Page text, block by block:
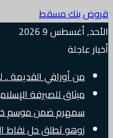
قروض بنك مسقط
الأحد, أغسطس 9 2026
أخبار عاجلة
من أوراقي القديمة ..
ميثاق للصيرفة
سمهرم ضمن موسم